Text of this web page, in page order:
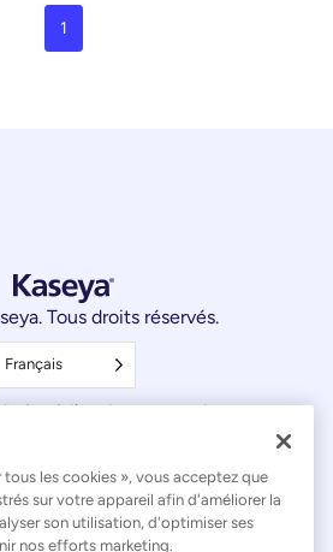
1
Tous droits réservés.
Français
à l'esclavage moderne
d'utilisation du site web
les cookies », vous acceptez que
sur votre appareil afin d'améliorer la
son utilisation, d'optimiser ses
nos efforts marketing.